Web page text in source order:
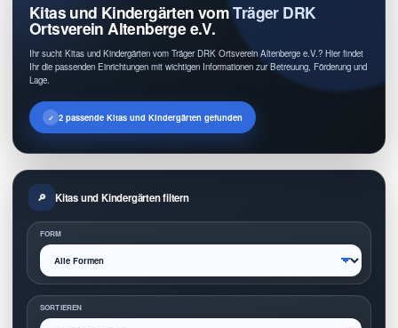
Kitas und Kindergärten vom Träger DRK
Ortsverein Altenberge e.V.
Ihr sucht Kitas und Kindergärten vom Träger DRK Ortsverein Altenberge e.V.? Hier findet
Ihr die passenden Einrichtungen mit wichtigen Informationen zur Betreuung, Förderung und
Lage.
2 passende Kitas und Kindergärten gefunden
Kitas und Kindergärten filtern
FORM
SORTIEREN